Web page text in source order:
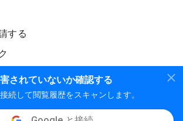
されていないか確認する
続して閲覧履歴をスキャンします。
する